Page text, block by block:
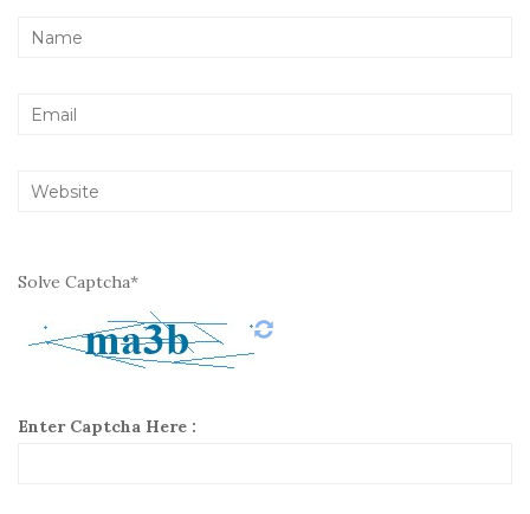
Solve Captcha*
Enter Captcha Here :